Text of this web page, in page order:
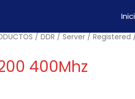
/ DDR / Server/ Registered
400Mhz